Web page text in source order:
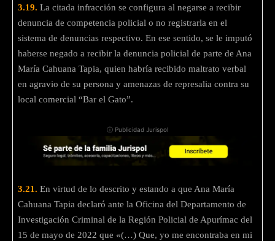
3.19. La citada infracción se configura al negarse a recibir
denuncia de competencia policial o no registrarla en el
sistema de denuncias respectivo. En ese sentido, se le imputó
haberse negado a recibir la denuncia policial de parte de Ana
María Cahuana Tapia, quien habría recibido maltrato verbal
en agravio de su persona y amenazas de represalia contra su
local comercial “Bar el Gato”.
ⓘ Publicidad Jurispol
3.21. En virtud de lo descrito y estando a que Ana María
Cahuana Tapia declaró ante la Oficina del Departamento de
Investigación Criminal de la Región Policial de Apurímac del
15 de mayo de 2022 que «(…) Que, yo me encontraba en mi